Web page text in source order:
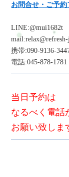
お問合せ・ご予約
LINE:@mui1682t
携帯:090-9136-
電話:045-878-1781
当日予約は
なるべく電話
お願い致しま